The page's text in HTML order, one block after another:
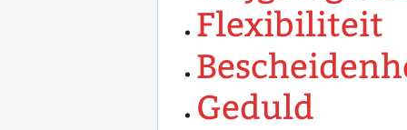
Flexibiliteit
Geduld